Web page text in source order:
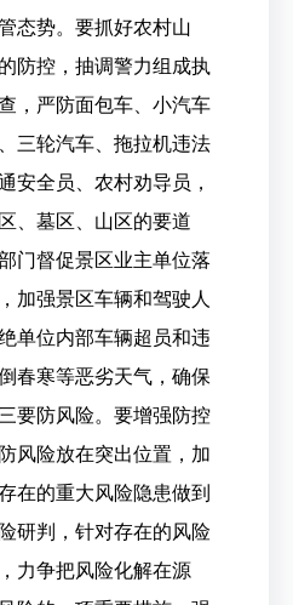
态势。要抓好农村山
防控，抽调警力组成执
，严防面包车、小汽车
三轮汽车、拖拉机违法
安全员、农村劝导员，
、墓区、山区的要道
门督促景区业主单位落
加强景区车辆和驾驶人
单位内部车辆超员和违
春寒等恶劣天气，确保
要防风险。要增强防控
风险放在突出位置，加
在的重大风险隐患做到
研判，针对存在的风险
力争把风险化解在源